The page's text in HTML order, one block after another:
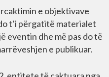
e objektivave
t’i përgatitë materialet
eventin dhe më pas do të
e publikuar.